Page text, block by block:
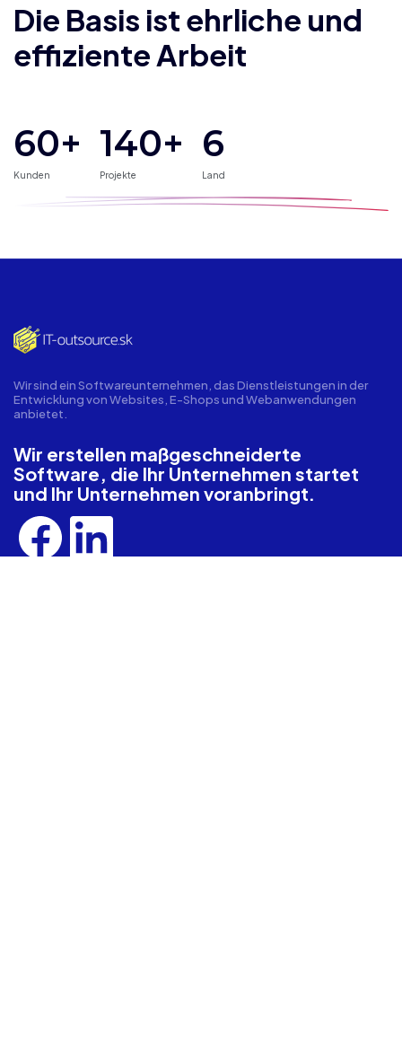
Die Basis ist ehrliche und
effiziente Arbeit
60+
Kunden
140+
Projekte
6
Land
Wir sind ein Softwareunternehmen, das Dienstleistungen in der
Entwicklung von Websites, E-Shops und Webanwendungen
anbietet.
Wir erstellen maßgeschneiderte
Software, die Ihr Unternehmen startet
und Ihr Unternehmen voranbringt.